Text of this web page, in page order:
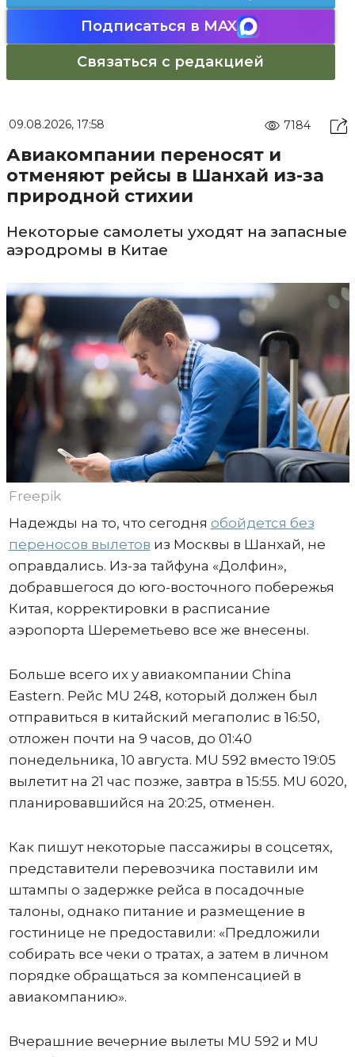
Подписаться в MAX
Связаться с редакцией
09.08.2026, 17:58 7184
Авиакомпании переносят и
отменяют рейсы в Шанхай из-за
природной стихии
Некоторые самолеты уходят на запасные
аэродромы в Китае
Freepik
Надежды на то, что сегодня обойдется без
переносов вылетов из Москвы в Шанхай, не
оправдались. Из-за тайфуна «Долфин»,
добравшегося до юго-восточного побережья
Китая, корректировки в расписание
аэропорта Шереметьево все же внесены.
Больше всего их у авиакомпании China
Eastern. Рейс MU 248, который должен был
отправиться в китайский мегаполис в 16:50,
отложен почти на 9 часов, до 01:40
понедельника, 10 августа. MU 592 вместо 19:05
вылетит на 21 час позже, завтра в 15:55. MU 6020,
планировавшийся на 20:25, отменен.
Как пишут некоторые пассажиры в соцсетях,
представители перевозчика поставили им
штампы о задержке рейса в посадочные
талоны, однако питание и размещение в
гостинице не предоставили: «Предложили
собирать все чеки о тратах, а затем в личном
порядке обращаться за компенсацией в
авиакомпанию».
Вчерашние вечерние вылеты MU 592 и MU